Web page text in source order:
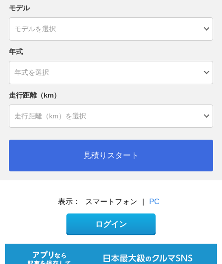
モデル
年式
走行距離（km）
見積りスタート
表示： スマートフォン | PC
ログイン